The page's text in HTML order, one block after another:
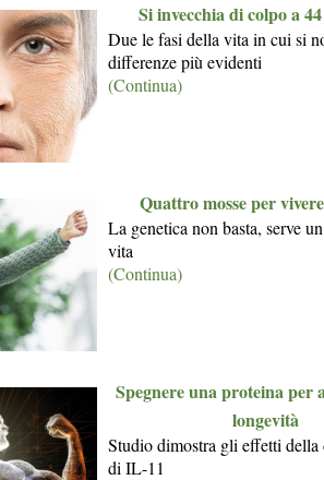
Si invecchia di colpo a
Due le fasi della vita in cui si
differenze più evidenti
(Continua)
Quattro mosse per
La genetica non basta, serve
vita
(Continua)
Spegnere una proteina per
longevità
Studio dimostra gli effetti della
di IL-11